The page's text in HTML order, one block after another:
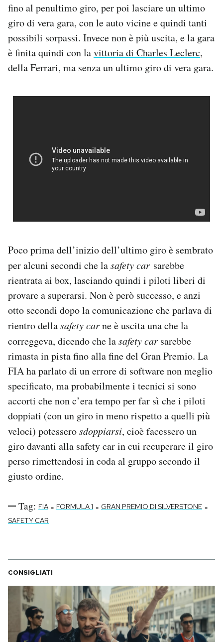
fino al penultimo giro, per poi lasciare un ultimo
giro di vera gara, con le auto vicine e quindi tanti
possibili sorpassi. Invece non è più uscita, e la gara
è finita quindi con lavittoria di Charles Leclerc,
della Ferrari, ma senza un ultimo giro di vera gara.
Poco prima dell’inizio dell’ultimo giro è sembrato
per alcuni secondi che lasafety car sarebbe
rientrata ai box, lasciando quindi i piloti liberi di
provare a superarsi. Non è però successo, e anzi
otto secondi dopo la comunicazione che parlava di
rientro dellasafety carne è uscita una che la
correggeva, dicendo che lasafety car sarebbe
rimasta in pista fino alla fine del Gran Premio. La
FIA ha parlato di un errore di software non meglio
specificato, ma probabilmente i tecnici si sono
accorti che non c’era tempo per far sì che i piloti
doppiati (con un giro in meno rispetto a quelli più
veloci) potesserosdoppiarsi, cioè facessero un
giro davanti alla safety car in cui recuperare il giro
perso rimettendosi in coda al gruppo secondo il
giusto ordine.
Tag: FIA - FORMULA 1 - GRAN PREMIO DI SILVERSTONE -
SAFETY CAR
CONSIGLIATI